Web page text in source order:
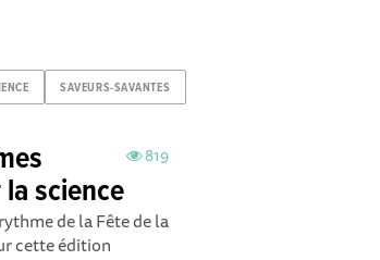
SAVEURS-SAVANTES
819
science
de la Fête de la
cette édition